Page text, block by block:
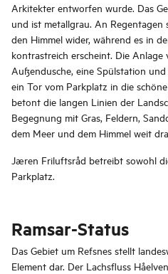
Arkitekter entworfen wurde. Das
und ist metallgrau. An
den Himmel wider, während es in
kontrastreich erscheint. Die
Außendusche, eine Spülstation
ein Tor vom Parkplatz in die
betont die langen Linien der
Begegnung mit Gras, Feldern,
dem Meer und dem Himmel weit
Jæren Friluftsråd betreibt sowohl
Parkplatz.
Ramsar-Status
Das Gebiet um Refsnes stellt
Element dar. Der Lachsfluss